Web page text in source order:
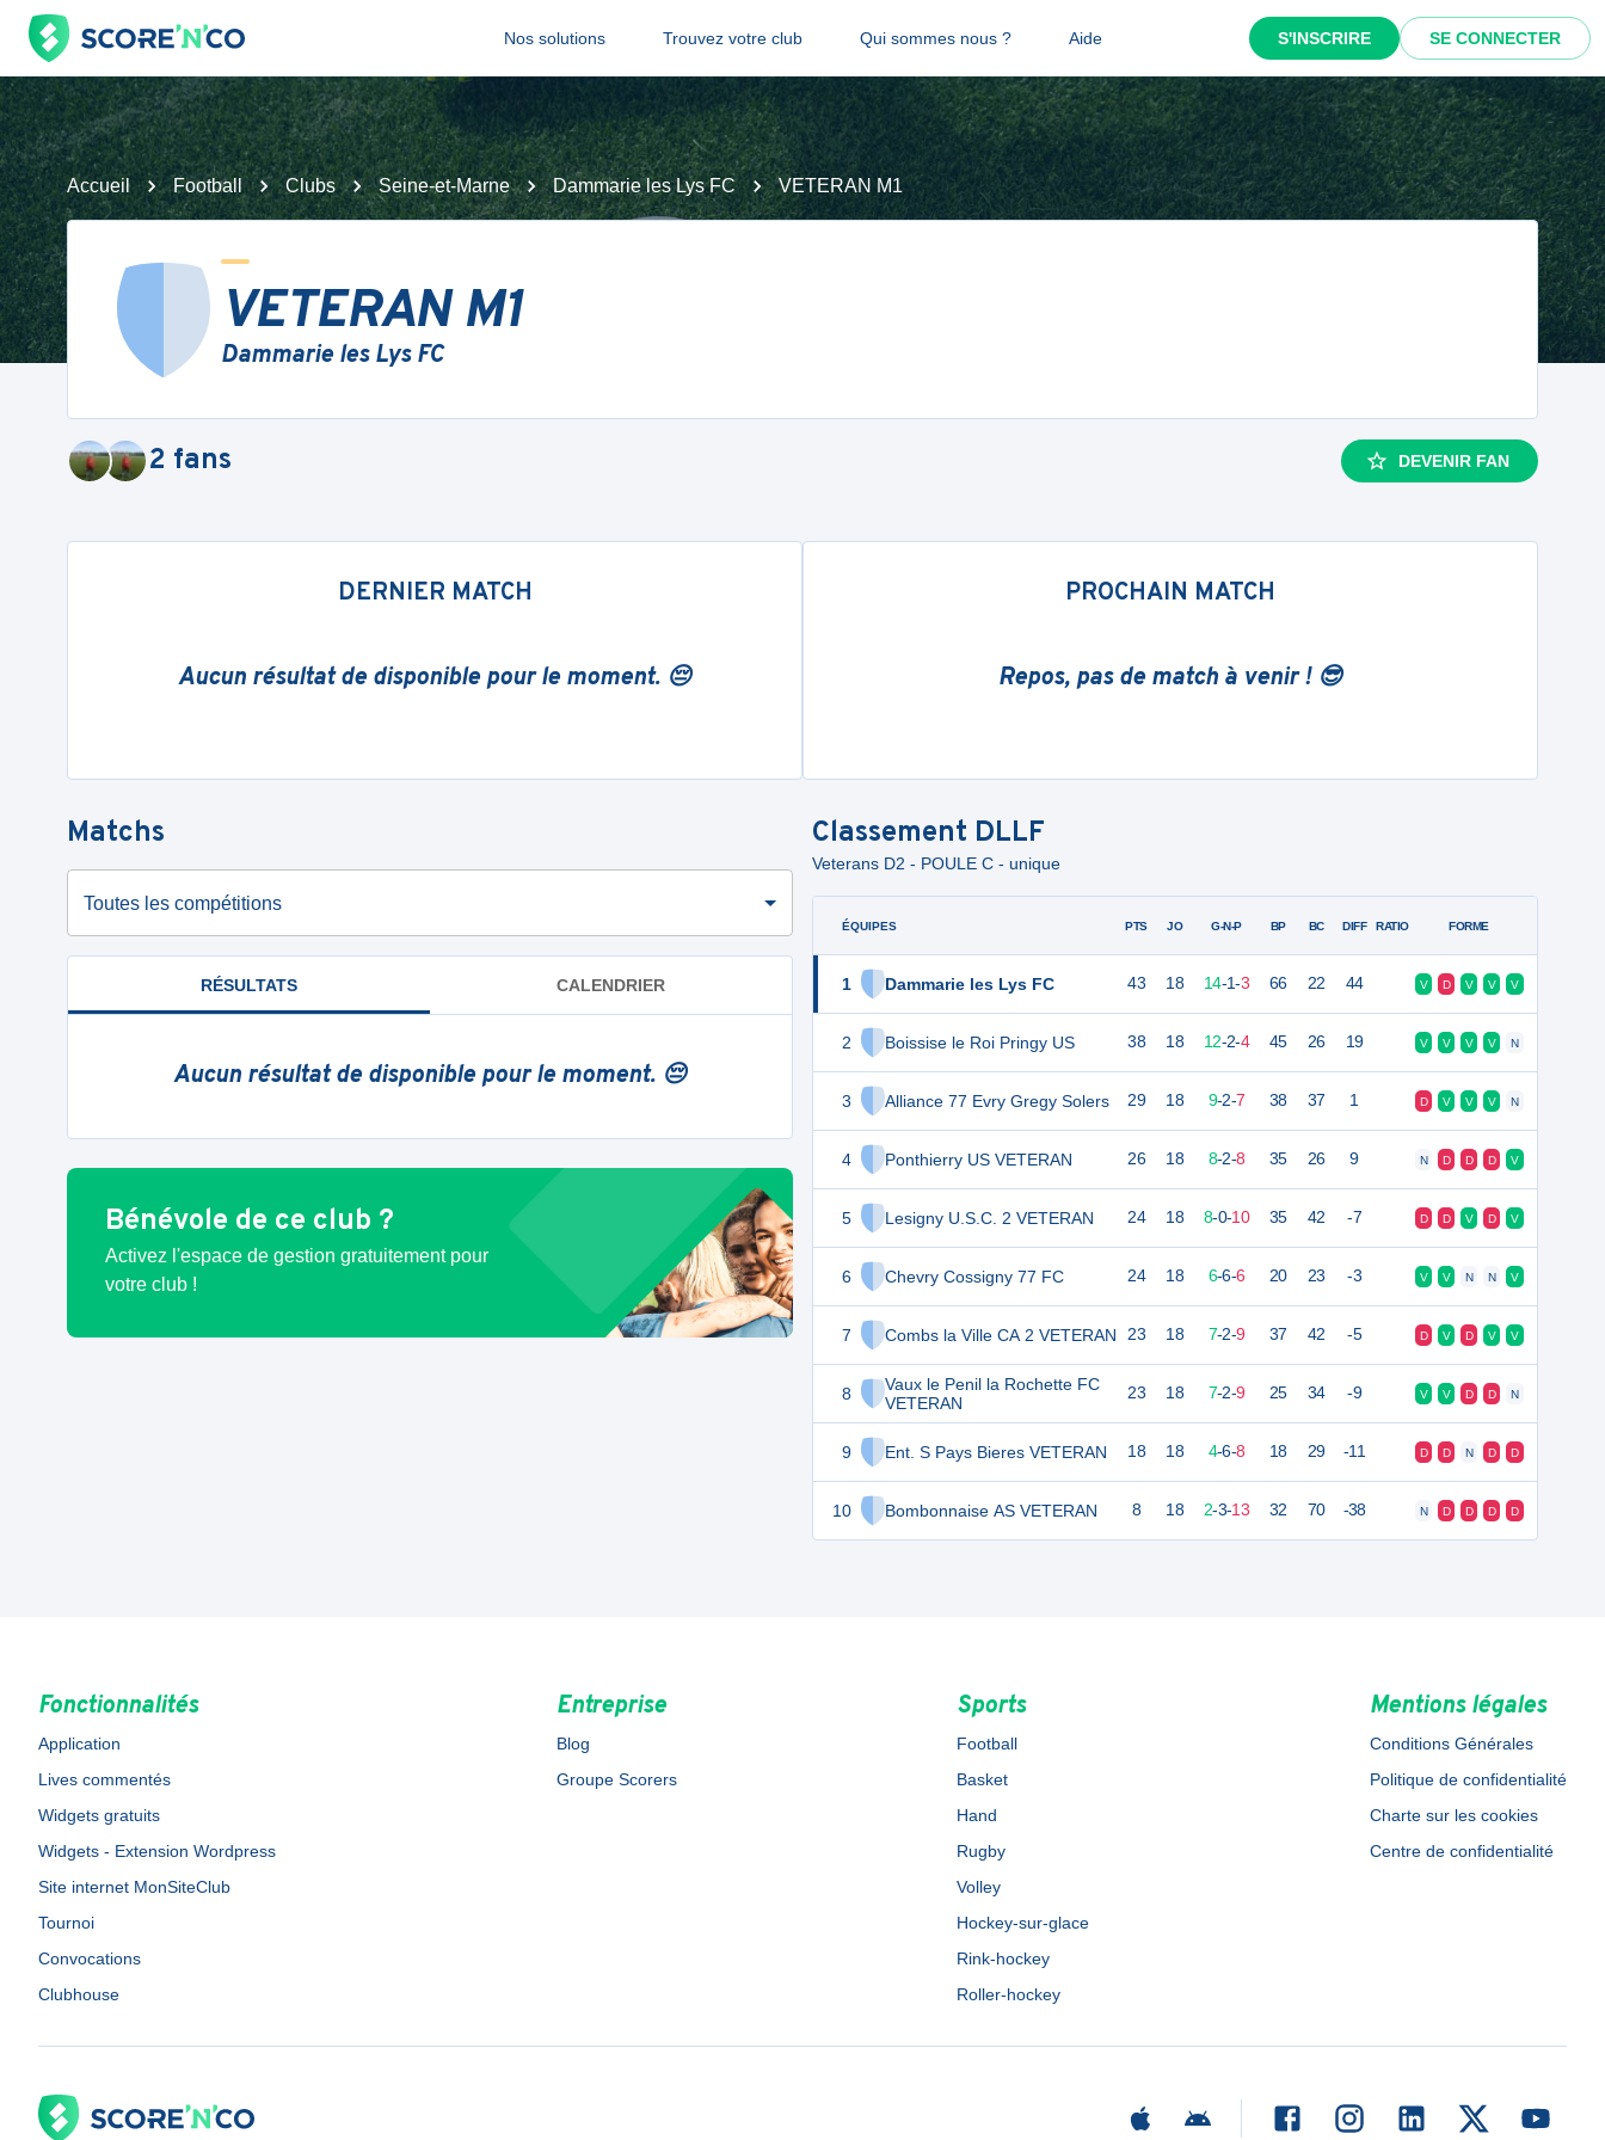
Nos solutions Trouvez votre club Qui sommes nous ? Aide S'INSCRIRE SE CONNECTER
Accueil Football Clubs Seine-et-Marne Dammarie les Lys FC VETERAN M1
VETERAN M1
Dammarie les Lys FC
2 fans DEVENIR FAN
DERNIER MATCH
Aucun résultat de disponible pour le moment. 😔
PROCHAIN MATCH
Repos, pas de match à venir ! 😎
Matchs
Toutes les compétitions
RÉSULTATS CALENDRIER
Aucun résultat de disponible pour le moment. 😔
Bénévole de ce club ?
Activez l'espace de gestion gratuitement pour
votre club !
Classement DLLF
Veterans D2 - POULE C - unique
ÉQUIPES
1 Dammarie les Lys FC
2 Boissise le Roi Pringy US
3 Alliance 77 Evry Gregy Solers
4 Ponthierry US VETERAN
5 Lesigny U.S.C. 2 VETERAN
6 Chevry Cossigny 77 FC
7 Combs la Ville CA 2 VETERAN
8
Vaux le Penil la Rochette FC
VETERAN
9 Ent. S Pays Bieres VETERAN
10 Bombonnaise AS VETERAN
PTS JO G-N-P BP BC DIFF RATIO FORME
43 18 14-1-3 66 22 44 V D V V V
38 18 12-2-4 45 26 19 V V V V N
29 18 9-2-7 38 37 1 D V V V N
26 18 8-2-8 35 26 9 N D D D V
24 18 8-0-10 35 42 -7 D D V D V
24 18 6-6-6 20 23 -3 V V N N V
23 18 7-2-9 37 42 -5 D V D V V
23 18 7-2-9 25 34 -9 V V D D N
18 18 4-6-8 18 29 -11 D D N D D
8 18 2-3-13 32 70 -38 N D D D D
Fonctionnalités
Application
Lives commentés
Widgets gratuits
Widgets - Extension Wordpress
Site internet MonSiteClub
Tournoi
Convocations
Clubhouse
Entreprise
Blog
Groupe Scorers
Sports
Football
Basket
Hand
Rugby
Volley
Hockey-sur-glace
Rink-hockey
Roller-hockey
Mentions légales
Conditions Générales
Politique de confidentialité
Charte sur les cookies
Centre de confidentialité